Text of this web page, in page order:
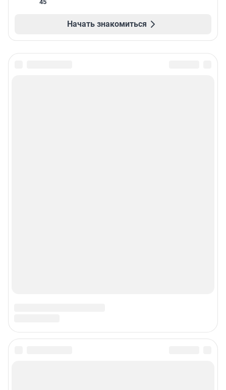
45
Начать знакомиться